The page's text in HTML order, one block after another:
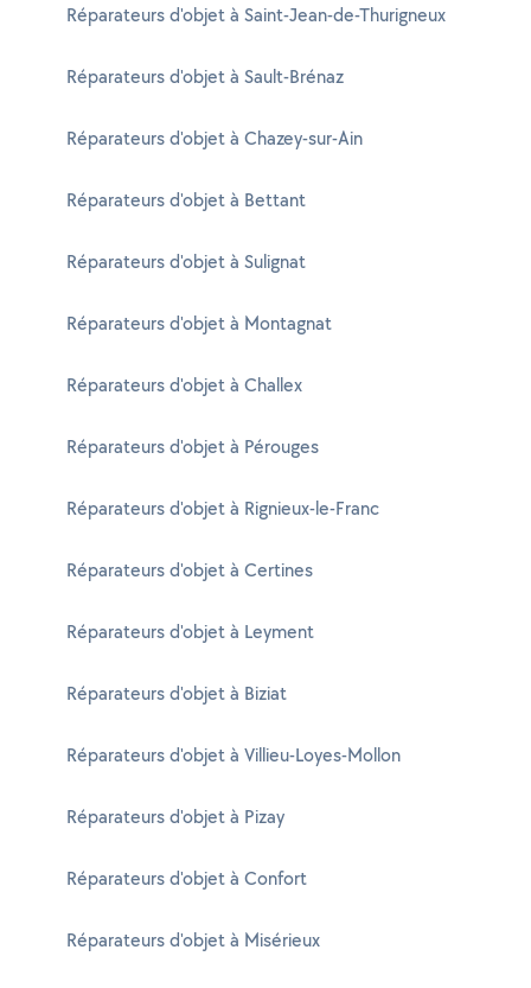
Réparateurs d'objet à Saint-Jean-de-Thurigneux
Réparateurs d'objet à Sault-Brénaz
Réparateurs d'objet à Chazey-sur-Ain
Réparateurs d'objet à Bettant
Réparateurs d'objet à Sulignat
Réparateurs d'objet à Montagnat
Réparateurs d'objet à Challex
Réparateurs d'objet à Pérouges
Réparateurs d'objet à Rignieux-le-Franc
Réparateurs d'objet à Certines
Réparateurs d'objet à Leyment
Réparateurs d'objet à Biziat
Réparateurs d'objet à Villieu-Loyes-Mollon
Réparateurs d'objet à Pizay
Réparateurs d'objet à Confort
Réparateurs d'objet à Misérieux